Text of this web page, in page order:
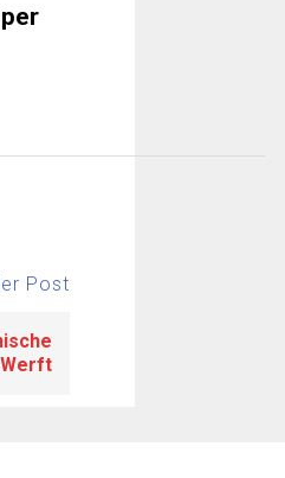
Post
Werft